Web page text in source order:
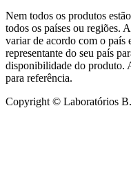
Nem todos os produtos
todos os países ou regiões.
variar de acordo com o país
representante do seu país
disponibilidade do produto.
para referência.
Copyright © Laboratórios